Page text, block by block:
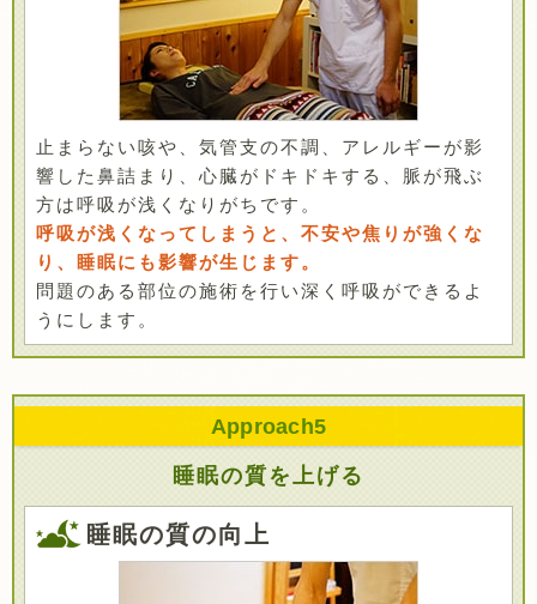
止まらない咳や、気管支の不調、アレルギーが影
響した鼻詰まり、心臓がドキドキする、脈が飛ぶ
方は呼吸が浅くなりがちです。
呼吸が浅くなってしまうと、不安や焦りが強くな
り、睡眠にも影響が生じます。
問題のある部位の施術を行い深く呼吸ができるよ
うにします。
Approach5
睡眠の質を上げる
睡眠の質の向上